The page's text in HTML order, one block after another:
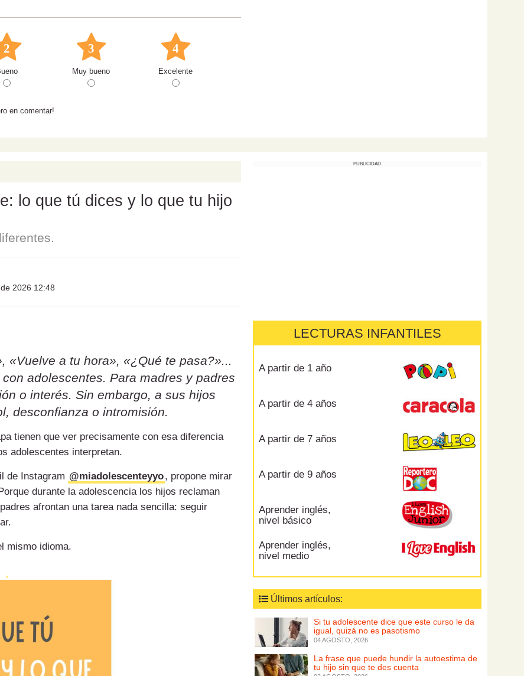
2 3
Muy bueno
4
Excelente
en comentar!
lo que tú dices y lo que tu hijo
2026 12:48
«Vuelve a tu hora», «¿Qué te pasa?»...
adolescentes. Para madres y padres
o interés. Sin embargo, a sus hijos
desconfianza o intromisión.
tienen que ver precisamente con esa diferencia
adolescentes interpretan.
de Instagram @miadolescenteyyo, propone mirar
durante la adolescencia los hijos reclaman
afrontan una tarea nada sencilla: seguir
mismo idioma.
PUBLICIDAD
LECTURAS INFANTILES
A partir de 1 año
A partir de 4 años
A partir de 7 años
A partir de 9 años
Aprender inglés,
nivel básico
Aprender inglés,
nivel medio
Últimos artículos:
Si tu adolescente dice que este curso le da
igual, quizá no es pasotismo
04 AGOSTO, 2026
La frase que puede hundir la autoestima de
tu hijo sin que te des cuenta